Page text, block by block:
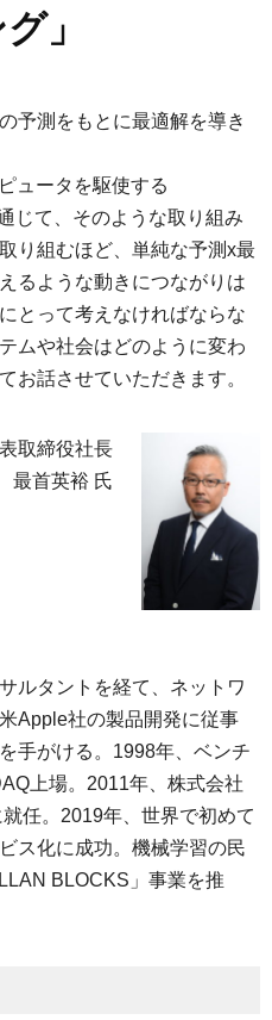
」
予測をもとに最適解を導き
ュータを駆使する
じて、そのような取り組み
り組むほど、単純な予測x最
るような動きにつながりは
とって考えなければならな
ムや社会はどのように変わ
お話させていただきます。
取締役社長
最首英裕 氏
ルタントを経て、ネットワ
Apple社の製品開発に従事
手がける。1998年、ベンチ
上場。2011年、株式会社
任。2019年、世界で初めて
ス化に成功。機械学習の民
BLOCKS」事業を推